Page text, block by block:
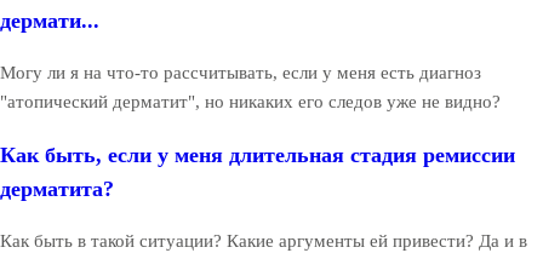
дермати...
Могу ли я на что-то рассчитывать, если у меня есть диагноз
"атопический дерматит", но никаких его следов уже не видно?
Как быть, если у меня длительная стадия ремиссии
дерматита?
Как быть в такой ситуации? Какие аргументы ей привести? Да и в